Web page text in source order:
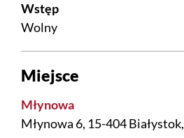
Wstęp
Wolny
Miejsce
Młynowa
Młynowa 6, 15-404 Białystok,